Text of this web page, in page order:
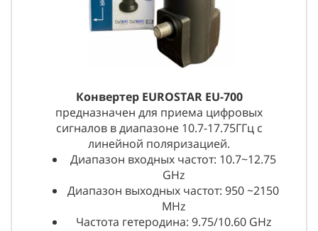
Конвертер EUROSTAR EU-700
предназначен для приема цифровых
сигналов в диапазоне 10.7-17.75ГГц с
линейной поляризацией.
Диапазон входных частот: 10.7~12.75
GHz
Диапазон выходных частот: 950 ~2150
MHz
Частота гетеродина: 9.75/10.60 GHz